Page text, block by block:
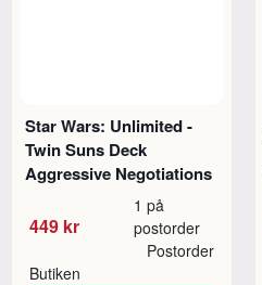
Star Wars: Unlimited -
Twin Suns Deck
Aggressive Negotiations
449 kr
1 på
postorder
Butiken
Postorder